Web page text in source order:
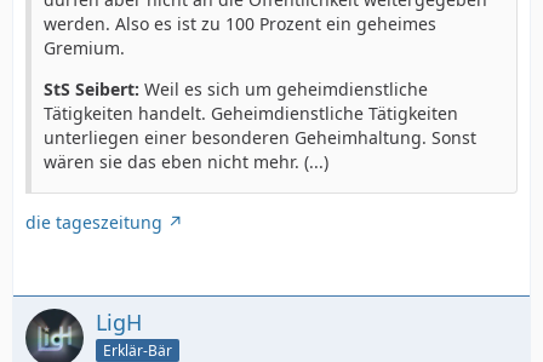
werden. Also es ist zu 100 Prozent ein geheimes
Gremium.
StS Seibert: Weil es sich um geheimdienstliche
Tätigkeiten handelt. Geheimdienstliche Tätigkeiten
unterliegen einer besonderen Geheimhaltung. Sonst
wären sie das eben nicht mehr. (...)
die tageszeitung
LigH
Erklär-Bär